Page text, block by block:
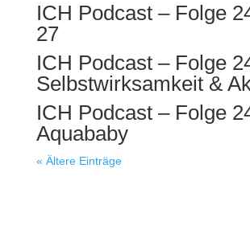
ICH Podcast – Folge
27
ICH Podcast – Folge
Selbstwirksamkeit &
ICH Podcast – Folge
Aquababy
« Ältere Einträge